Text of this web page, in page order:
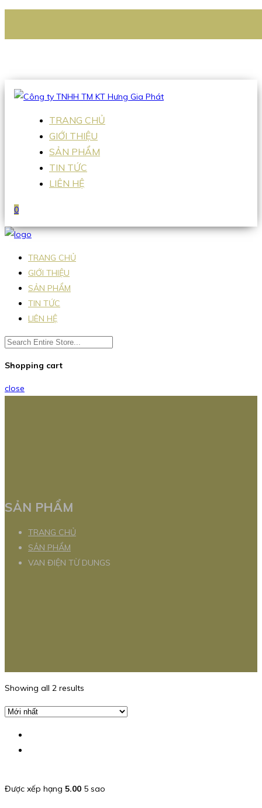
Hotline:0938 336 079
TRANG CHỦ
GIỚI THIỆU
SẢN PHẨM
TIN TỨC
LIÊN HỆ
0
TRANG CHỦ
GIỚI THIỆU
SẢN PHẨM
TIN TỨC
LIÊN HỆ
Shopping cart
close
SẢN PHẨM
TRANG CHỦ
SẢN PHẨM
VAN ĐIỆN TỪ DUNGS
Showing all 2 results
Được xếp hạng 5.00 5 sao